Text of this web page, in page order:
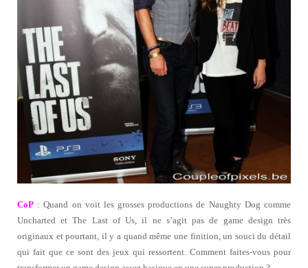
CoP : Quand on voit les grosses productions de Naughty Dog comme
Uncharted et The Last of Us, il ne s’agit pas de game design très
originaux et pourtant, il y a quand même une finition, un souci du détail
qui fait que ce sont des jeux qui ressortent. Comment faites-vous pour